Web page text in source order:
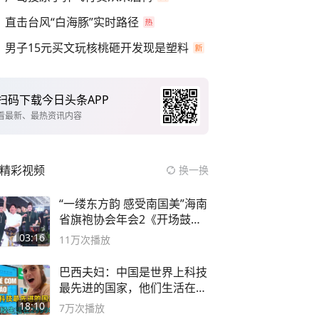
直击台风“白海豚”实时路径
男子15元买文玩核桃砸开发现是塑料
码下载今日头条APP
最新、最热资讯内容
精彩视频 换一换
03:16
“一缕东方韵 感受南国美”海南
省旗袍协会年会2《开场鼓》
二团
11万次播放
18:10
巴西夫妇：中国是世界上科技
最先进的国家，他们生活在
2999年
7万次播放